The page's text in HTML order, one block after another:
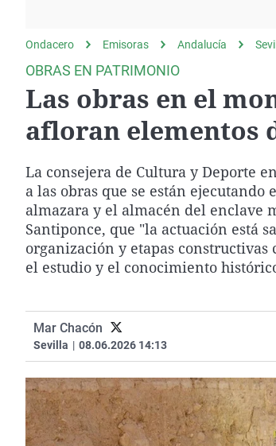
gato
Operación
Negra
Ondacero Emisoras Andalucía
OBRAS EN PATRIMONIO
Las obras en el
afloran elementos
La consejera de Cultura y Deporte
a las obras que se están
almazara y el almacén del enclave
Santiponce, que "la actuación está
organización y etapas
el estudio y el conocimiento
Mar Chacón
Sevilla | 08.06.2026 14:13